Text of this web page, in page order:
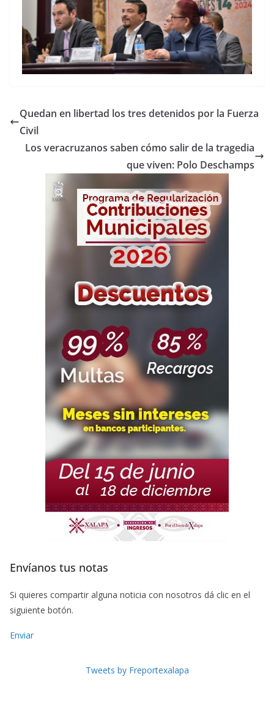
Quedan en libertad los tres detenidos por la Fuerza
Civil
Los veracruzanos saben cómo salir de la tragedia
que viven: Polo Deschamps
Envíanos tus notas
Si quieres compartir alguna noticia con nosotros dá clic en el
siguiente botón.
Enviar
Tweets by Freportexalapa